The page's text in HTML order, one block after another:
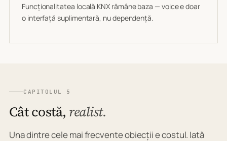
Funcționalitatea locală KNX rămâne baza — voice e doar
o interfață suplimentară, nu dependență.
CAPITOLUL 5
Cât costă, realist.
Una dintre cele mai frecvente obiecții e costul. Iată